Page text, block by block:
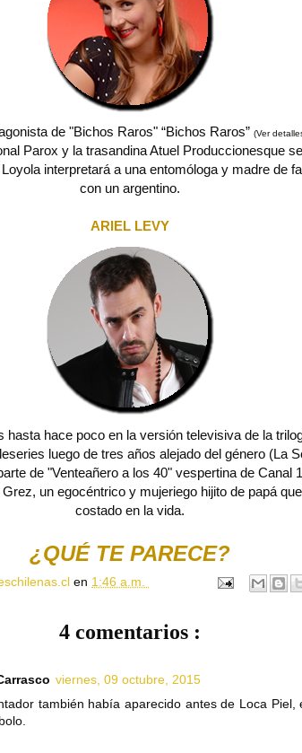
de "Bichos Raros" “Bichos Raros” (Ver
Parox y la trasandina Atuel Produccionesque
interpretará a una entomóloga y madre de
con un argentino.
ARIEL LEVY
hasta hace poco en la versión televisiva de la
luego de tres años alejado del género (La
de "Venteañero a los 40" vespertina de Canal
un egocéntrico y mujeriego hijito de papá
costado en la vida.
¿QUÉ TE PARECE?
en 1:46 a.m.
4 comentarios :
viernes, 09 octubre, 2015
también había aparecido antes de Loca Piel,